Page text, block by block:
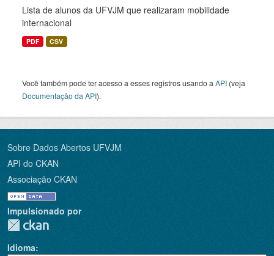
Lista de alunos da UFVJM que realizaram mobilidade
internacional
PDF CSV
Você também pode ter acesso a esses registros usando a API (veja
Documentação da API).
Sobre Dados Abertos UFVJM
API do CKAN
Associação CKAN
Impulsionado por
Idioma